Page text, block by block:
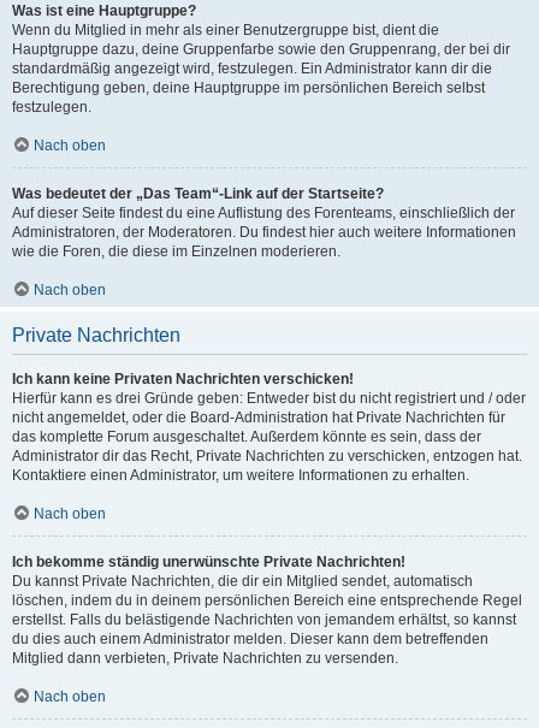
Was ist eine Hauptgruppe?
Wenn du Mitglied in mehr als einer Benutzergruppe bist, dient die
Hauptgruppe dazu, deine Gruppenfarbe sowie den Gruppenrang, der bei dir
standardmäßig angezeigt wird, festzulegen. Ein Administrator kann dir die
Berechtigung geben, deine Hauptgruppe im persönlichen Bereich selbst
festzulegen.
Nach oben
Was bedeutet der „Das Team“-Link auf der Startseite?
Auf dieser Seite findest du eine Auflistung des Forenteams, einschließlich der
Administratoren, der Moderatoren. Du findest hier auch weitere Informationen
wie die Foren, die diese im Einzelnen moderieren.
Nach oben
Private Nachrichten
Ich kann keine Privaten Nachrichten verschicken!
Hierfür kann es drei Gründe geben: Entweder bist du nicht registriert und / oder
nicht angemeldet, oder die Board-Administration hat Private Nachrichten für
das komplette Forum ausgeschaltet. Außerdem könnte es sein, dass der
Administrator dir das Recht, Private Nachrichten zu verschicken, entzogen hat.
Kontaktiere einen Administrator, um weitere Informationen zu erhalten.
Nach oben
Ich bekomme ständig unerwünschte Private Nachrichten!
Du kannst Private Nachrichten, die dir ein Mitglied sendet, automatisch
löschen, indem du in deinem persönlichen Bereich eine entsprechende Regel
erstellst. Falls du belästigende Nachrichten von jemandem erhältst, so kannst
du dies auch einem Administrator melden. Dieser kann dem betreffenden
Mitglied dann verbieten, Private Nachrichten zu versenden.
Nach oben